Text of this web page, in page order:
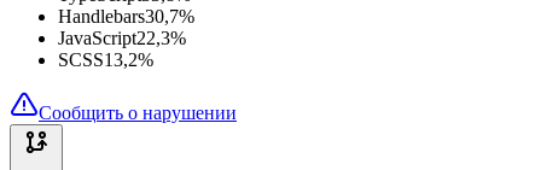
Handlebars30,7%
JavaScript22,3%
SCSS13,2%
Сообщить о нарушении